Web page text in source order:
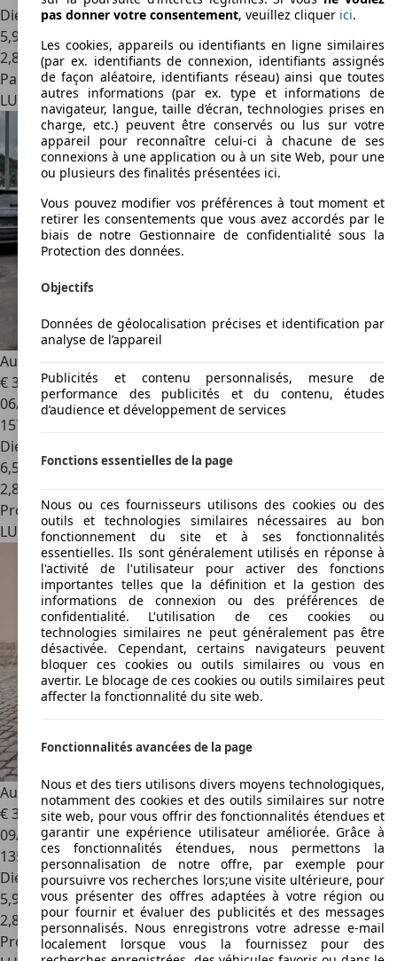
Diesel
5,9 l/100 km (mixte)
2,8
Particulier
LU 6180Junglinster
Audi Q7
€ 32.990
06/2019
157.000 km
Diesel
6,5 l/100 km (mixte)
2,8
Professionnel
LU 7540Rollingen
Audi Q73.0 TDI quattro S line/Pano/virtual/kamera/Tour
€ 32.890
09/2017
135.145 km
Diesel
5,9 l/100 km (mixte)
2,8
Professionnel
pas donner votre consentement, veuillez cliquer ici.
Les cookies, appareils ou identifiants en ligne similaires
(par ex. identifiants de connexion, identifiants assignés
de façon aléatoire, identifiants réseau) ainsi que toutes
autres informations (par ex. type et informations de
navigateur, langue, taille d’écran, technologies prises en
charge, etc.) peuvent être conservés ou lus sur votre
appareil pour reconnaître celui-ci à chacune de ses
connexions à une application ou à un site Web, pour une
ou plusieurs des finalités présentées ici.
Vous pouvez modifier vos préférences à tout moment et
retirer les consentements que vous avez accordés par le
biais de notre Gestionnaire de confidentialité sous la
Protection des données.
Objectifs
Données de géolocalisation précises et identification par
analyse de l’appareil
Publicités et contenu personnalisés, mesure de
performance des publicités et du contenu, études
d’audience et développement de services
Fonctions essentielles de la page
Nous ou ces fournisseurs utilisons des cookies ou des
outils et technologies similaires nécessaires au bon
fonctionnement du site et à ses fonctionnalités
essentielles. Ils sont généralement utilisés en réponse à
l'activité de l'utilisateur pour activer des fonctions
importantes telles que la définition et la gestion des
informations de connexion ou des préférences de
confidentialité. L'utilisation de ces cookies ou
technologies similaires ne peut généralement pas être
désactivée. Cependant, certains navigateurs peuvent
bloquer ces cookies ou outils similaires ou vous en
avertir. Le blocage de ces cookies ou outils similaires peut
affecter la fonctionnalité du site web.
Fonctionnalités avancées de la page
Nous et des tiers utilisons divers moyens technologiques,
notamment des cookies et des outils similaires sur notre
site web, pour vous offrir des fonctionnalités étendues et
garantir une expérience utilisateur améliorée. Grâce à
ces fonctionnalités étendues, nous permettons la
personnalisation de notre offre, par exemple pour
poursuivre vos recherches lors;une visite ultérieure, pour
vous présenter des offres adaptées à votre région ou
pour fournir et évaluer des publicités et des messages
personnalisés. Nous enregistrons votre adresse e-mail
localement lorsque vous la fournissez pour des